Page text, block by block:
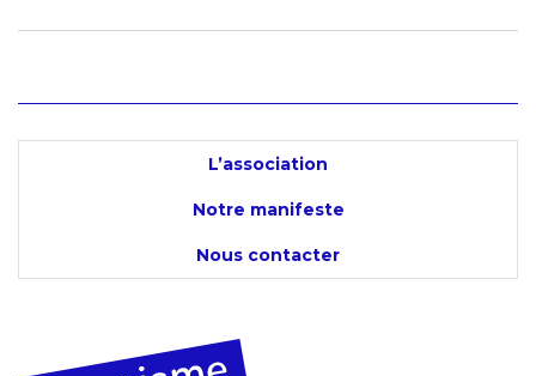
L’association
Notre manifeste
Nous contacter